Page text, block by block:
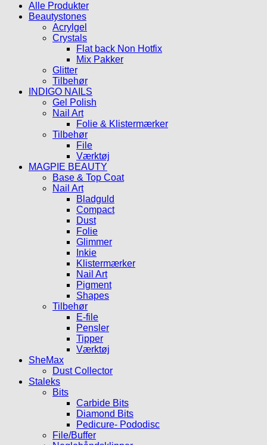
Alle Produkter
Beautystones
Acrylgel
Crystals
Flat back Non Hotfix
Mix Pakker
Glitter
Tilbehør
INDIGO NAILS
Gel Polish
Nail Art
Folie & Klistermærker
Tilbehør
File
Værktøj
MAGPIE BEAUTY
Base & Top Coat
Nail Art
Bladguld
Compact
Dust
Folie
Glimmer
Inkie
Klistermærker
Nail Art
Pigment
Shapes
Tilbehør
E-file
Pensler
Tipper
Værktøj
SheMax
Dust Collector
Staleks
Bits
Carbide Bits
Diamond Bits
Pedicure- Pododisc
File/Buffer